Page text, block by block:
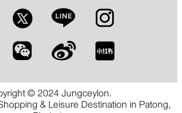
© 2024 Jungceylon.
& Leisure Destination in Patong,